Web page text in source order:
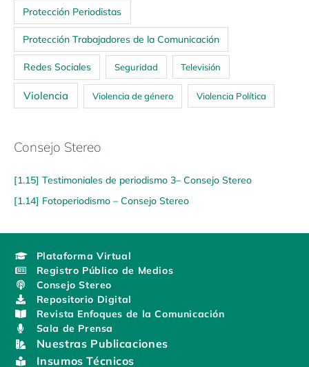
Protección Periodistas
Protección Trabajadores de la Comunicación
Redes Sociales Seguridad Televisión
Violencia Violencia de género Violencia Política
Consejo Stereo
[1.15] Testimoniales de periodismo 3– Consejo Stereo
[1.14] Fotoperiodismo – Consejo Stereo
Plataforma Virtual
Registro Público de Medios
Consejo Stereo
Repositorio Digital
Revista Enfoques de la Comunicación
Sala de Prensa
Nuestras Publicaciones
Insumos Técnicos